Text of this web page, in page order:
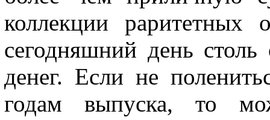
коллекции
сегодняшний день
денег. Если не
годам выпуска, то